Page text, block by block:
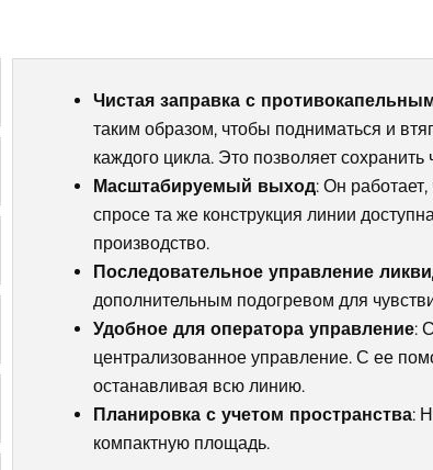
Чистая заправка с
таким образом, чтобы подниматься и
каждого цикла. Это позволяет сохранить
Масштабируемый выход: Он
спросе та же конструкция линии
производство.
Последовательное управление
дополнительным подогревом для
Удобное для оператора управление:
централизованное управление. С ее
останавливая всю линию.
Планировка с учетом пространства:
компактную площадь.